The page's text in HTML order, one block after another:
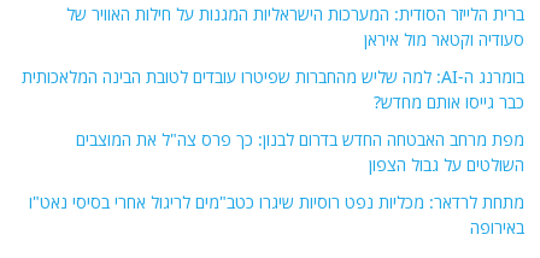
ברית הלייזר הסודית: המערכות הישראליות המגנות על חילות האוויר של
סעודיה וקטאר מול איראן
בומרנג ה-AI: למה שליש מהחברות שפיטרו עובדים לטובת הבינה המלאכותית
כבר גייסו אותם מחדש?
מפת מרחב האבטחה החדש בדרום לבנון: כך פרס צה"ל את המוצבים
השולטים על גבול הצפון
מתחת לרדאר: מכליות נפט רוסיות שיגרו כטב"מים לריגול אחרי בסיסי נאט"ו
באירופה